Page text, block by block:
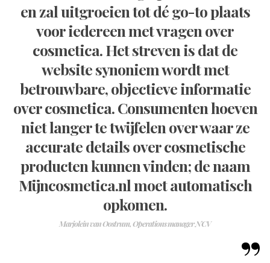
en zal uitgroeien tot dé go-to plaats
voor iedereen met vragen over
cosmetica. Het streven is dat de
website synoniem wordt met
betrouwbare, objectieve informatie
over cosmetica. Consumenten hoeven
niet langer te twijfelen over waar ze
accurate details over cosmetische
producten kunnen vinden; de naam
Mijncosmetica.nl moet automatisch
opkomen.
Marjolein van Oostrum, Operations manager NCV